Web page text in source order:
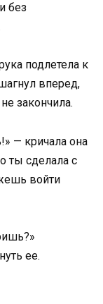
без
подлетела к
вперед,
закончила.
— кричала она
ты сделала с
войти
ее.